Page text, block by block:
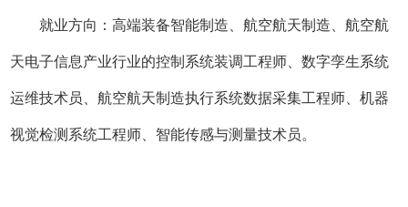
就业方向：高端装备智能制造、航空航天制造、航空航
天电子信息产业行业的控制系统装调工程师、数字孪生系统
运维技术员、航空航天制造执行系统数据采集工程师、机器
视觉检测系统工程师、智能传感与测量技术员。